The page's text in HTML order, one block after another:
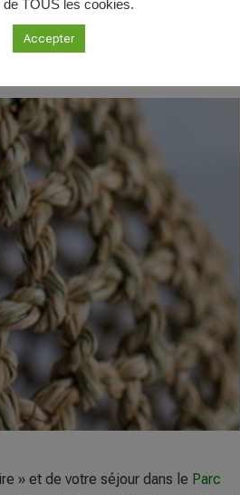
le jonc, l’alfa et les tiges de
» et de votre séjour dans le Parc
TOUS les cookies.
Accepter